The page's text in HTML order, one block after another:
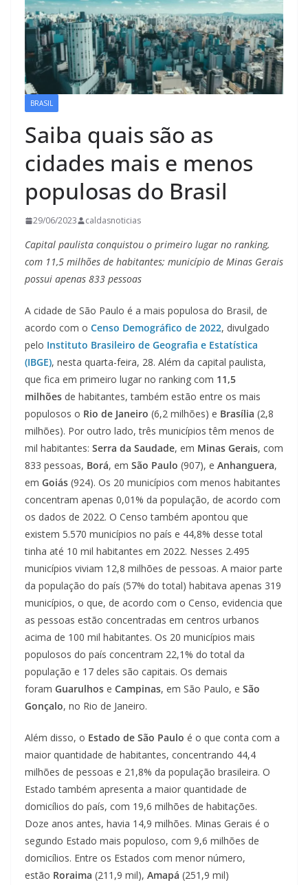
BRASIL
Saiba quais são as
cidades mais e menos
populosas do Brasil
29/06/2023 caldasnoticias
Capital paulista conquistou o primeiro lugar no ranking,
com 11,5 milhões de habitantes; município de Minas Gerais
possui apenas 833 pessoas
A cidade de São Paulo é a mais populosa do Brasil, de
acordo com o Censo Demográfico de 2022, divulgado
pelo Instituto Brasileiro de Geografia e Estatística
(IBGE), nesta quarta-feira, 28. Além da capital paulista,
que fica em primeiro lugar no ranking com 11,5
milhões de habitantes, também estão entre os mais
populosos o Rio de Janeiro (6,2 milhões) e Brasília (2,8
milhões). Por outro lado, três municípios têm menos de
mil habitantes: Serra da Saudade, em Minas Gerais, com
833 pessoas, Borá, em São Paulo (907), e Anhanguera,
em Goiás (924). Os 20 municípios com menos habitantes
concentram apenas 0,01% da população, de acordo com
os dados de 2022. O Censo também apontou que
existem 5.570 municípios no país e 44,8% desse total
tinha até 10 mil habitantes em 2022. Nesses 2.495
municípios viviam 12,8 milhões de pessoas. A maior parte
da população do país (57% do total) habitava apenas 319
municípios, o que, de acordo com o Censo, evidencia que
as pessoas estão concentradas em centros urbanos
acima de 100 mil habitantes. Os 20 municípios mais
populosos do país concentram 22,1% do total da
população e 17 deles são capitais. Os demais
foram Guarulhos e Campinas, em São Paulo, e São
Gonçalo, no Rio de Janeiro.
Além disso, o Estado de São Paulo é o que conta com a
maior quantidade de habitantes, concentrando 44,4
milhões de pessoas e 21,8% da população brasileira. O
Estado também apresenta a maior quantidade de
domicílios do país, com 19,6 milhões de habitações.
Doze anos antes, havia 14,9 milhões. Minas Gerais é o
segundo Estado mais populoso, com 9,6 milhões de
domicílios. Entre os Estados com menor número,
estão Roraima (211,9 mil), Amapá (251,9 mil)